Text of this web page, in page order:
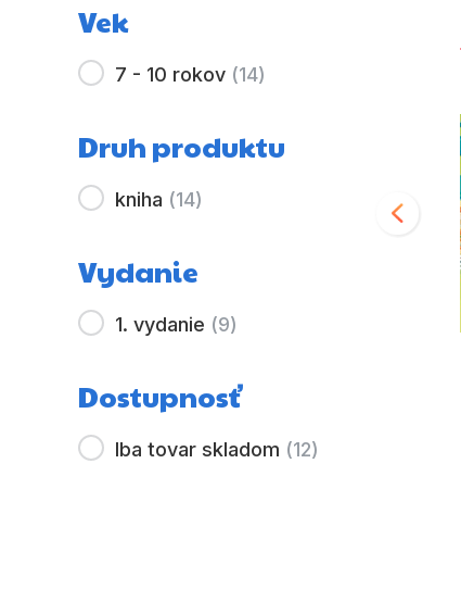
Vek
7 - 10 rokov (14)
Druh produktu
kniha (14)
Vydanie
1. vydanie (9)
Dostupnosť
Iba tovar skladom (12)
- Príručka
bojovníka
Kolektiv
rozprávke – Labková